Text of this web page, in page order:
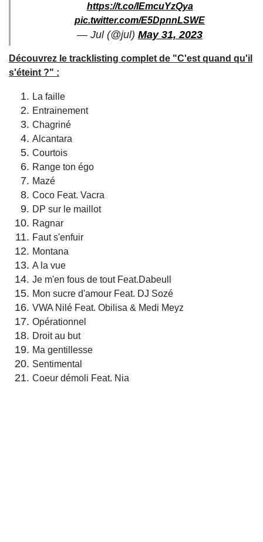
https://t.co/IEmcuYzQya
pic.twitter.com/E5DpnnLSWE
— Jul (@jul) May 31, 2023
Découvrez le tracklisting complet de "C'est quand qu'il
s'éteint ?" :
La faille
Entrainement
Chagriné
Alcantara
Courtois
Range ton égo
Mazé
Coco Feat. Vacra
DP sur le maillot
Ragnar
Faut s'enfuir
Montana
A la vue
Je m'en fous de tout Feat.Dabeull
Mon sucre d'amour Feat. DJ Sozé
VWA Nilé Feat. Obilisa & Medi Meyz
Opérationnel
Droit au but
Ma gentillesse
Sentimental
Coeur démoli Feat. Nia